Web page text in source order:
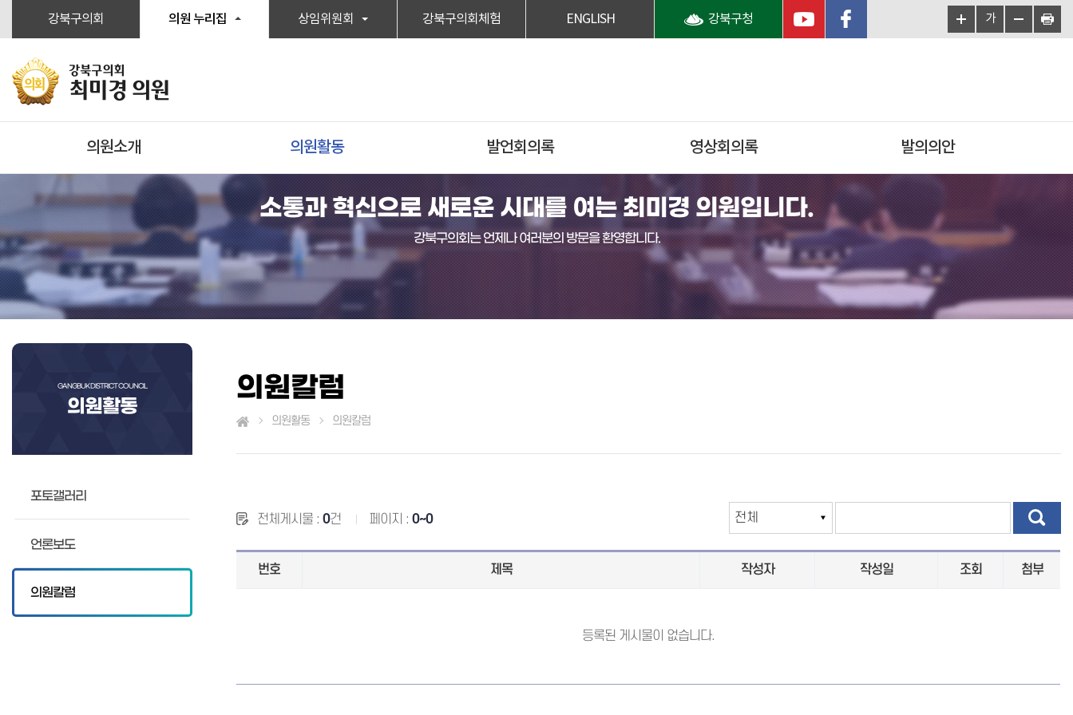
강북구의회
의원 누리집 상임위원회 강북구의회체험 ENGLISH 강북구청 가
강북구의회
최미경 의원
의원소개 의원활동 발언회의록 영상회의록 발의의안
소통과 혁신으로 새로운 시대를 여는 최미경 의원입니다.
강북구의회는 언제나 여러분의 방문을 환영합니다.
GANGBUK DISTRICT COUNCIL
의원활동
포토갤러리
언론보도
의원칼럼
의원칼럼
의원활동 의원칼럼
전체게시물 :0건 페이지 :0~0
번호 제목 작성자 작성일 조회 첨부
등록된 게시물이 없습니다.